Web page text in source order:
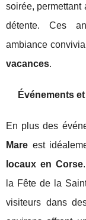
soirée, permettant
détente. Ces
ambiance
vacances.
Événements
En plus des
Mare est
locaux en Corse
la Fête de la
visiteurs dans